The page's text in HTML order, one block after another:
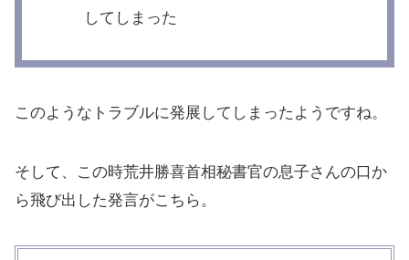
してしまった
このようなトラブルに発展してしまったようですね。
そして、この時荒井勝喜首相秘書官の息子さんの口か
ら飛び出した発言がこちら。